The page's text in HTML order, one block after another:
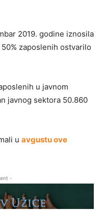
2019. godine iznosila
zaposlenih ostvarilo
u javnom
javnog sektora 50.860
u avgustu ove
-